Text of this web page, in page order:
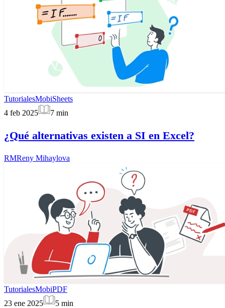
TutorialesMobiSheets
4 feb 2025
7 min
¿Qué alternativas existen a SI en Excel?
RMReny Mihaylova
TutorialesMobiPDF
23 ene 2025
5 min